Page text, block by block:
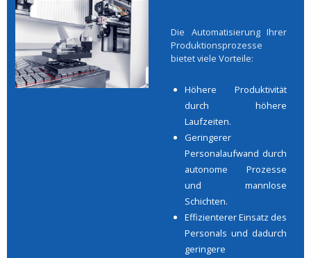
Die Automatisierung Ihrer
Produktionsprozesse
bietet viele Vorteile:
Höhere Produktivität
durch höhere
Laufzeiten.
Geringerer
Personalaufwand durch
autonome Prozesse
und mannlose
Schichten.
Effizienterer Einsatz des
Personals und dadurch
geringere